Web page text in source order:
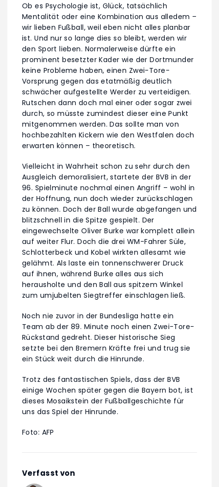
Ob es Psychologie ist, Glück, tatsächlich
Mentalität oder eine Kombination aus alledem –
wir lieben Fußball, weil eben nicht alles planbar
ist. Und nur so lange dies so bleibt, werden wir
den Sport lieben. Normalerweise dürfte ein
prominent besetzter Kader wie der Dortmunder
keine Probleme haben, einen Zwei-Tore-
Vorsprung gegen das etatmäßig deutlich
schwächer aufgestellte Werder zu verteidigen.
Rutschen dann doch mal einer oder sogar zwei
durch, so müsste zumindest dieser eine Punkt
mitgenommen werden. Das sollte man von
hochbezahlten Kickern wie den Westfalen doch
erwarten können – theoretisch.
Vielleicht in Wahrheit schon zu sehr durch den
Ausgleich demoralisiert, startete der BVB in der
96. Spielminute nochmal einen Angriff – wohl in
der Hoffnung, nun doch wieder zurückschlagen
zu können. Doch der Ball wurde abgefangen und
blitzschnell in die Spitze gespielt. Der
eingewechselte Oliver Burke war komplett allein
auf weiter Flur. Doch die drei WM-Fahrer Süle,
Schlotterbeck und Kobel wirkten allesamt wie
gelähmt. Als laste ein tonnenschwerer Druck
auf ihnen, während Burke alles aus sich
herausholte und den Ball aus spitzem Winkel
zum umjubelten Siegtreffer einschlagen ließ.
Noch nie zuvor in der Bundesliga hatte ein
Team ab der 89. Minute noch einen Zwei-Tore-
Rückstand gedreht. Dieser historische Sieg
setzte bei den Bremern Kräfte frei und trug sie
ein Stück weit durch die Hinrunde.
Trotz des fantastischen Spiels, dass der BVB
einige Wochen später gegen die Bayern bot, ist
dieses Mosaikstein der Fußballgeschichte für
uns das Spiel der Hinrunde.
Foto: AFP
Verfasst von